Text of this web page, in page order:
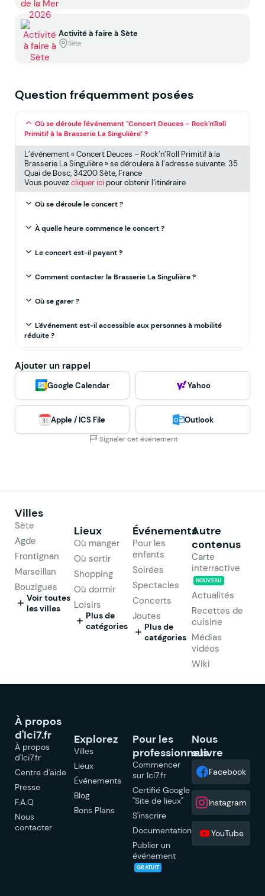
Activité à faire à Sète
Sète
Question fréquemment posées
Où se déroule l'événement "Concert Deuces – Rock'n'Roll
Primitif à la Brasserie La Singulière" ?
L’événement « Concert Deuces – Rock’n’Roll Primitif à la
Brasserie La Singulière » se déroulera à l’adresse suivante: 35
Quai de Bosc, 34200 Sète, France
Vous pouvezcliquer icipour obtenir l’itinéraire
Où se déroule le concert ?
À quelle heure commence le concert ?
Le concert est-il payant ?
Comment contacter la Brasserie La Singulière ?
Où se garer ?
L'événement est-il accessible aux personnes à mobilité
réduite ?
Ajouter un rappel
Google Calendar Yahoo
Apple / ICS File Outlook
Signaler cet événement
Villes
Sète
Agde
Frontignan
Marseillan
Bouzigues
Voir toutes
les villes
Lieux
Où manger
Où sortir
Shopping
Où dormir
Loisirs
Plus de
catégories
Événements
Pour les
enfants
Soirées
Spectacles
Concerts
Joutes
Plus de
catégories
Autre
contenus
Carte
interractive
NOUVEAU
Actualités
Recettes de
cuisine
Médias
vidéos
Wiki
À propos
d'Ici7.fr
À propos
d'Ici7.fr
Centre d'aide
Presse
F.A.Q
Nous
contacter
Explorez
Villes
Lieux
Événements
Blog
Bons Plans
Pour les
professionnels
Commencer
sur Ici7.fr
Certifié Google
"Site de lieux"
S'inscrire
Documentation
Publier un
événement
GRATUIT
Nous
suivre
Facebook
Instagram
YouTube